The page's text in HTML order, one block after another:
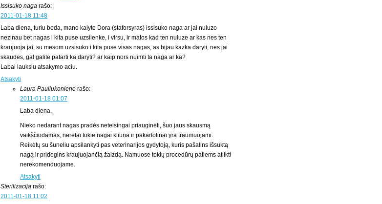
Issisuko naga rašo:
2011-01-18 11:48
Laba diena, turiu beda, mano kalyte Dora (staforsyras) issisuko naga ar jai nuluzo
nezinau bet nagas i kita puse uzsilenke, i virsu, ir matos kad ten nuluze ar kas nes ten
kraujuoja jai, su mesom uzsisuko i kita puse visas nagas, as bijau kazka daryti, nes jai
skaudes, gal galite patarti ka daryti? ar kaip nors nuimti ta naga ar ka?
Labai lauksiu atsakymo aciu.
Atsakyti
Laura Pauliukoniene rašo:
2011-01-18 01:07
Laba diena,
Nieko nedarant nagas pradės neteisingai priauginėti, šuo jaus skausmą
vaikščiodamas, neretai tokie nagai kliūna ir pakartotinai yra traumuojami.
Reikėtų su šuneliu apsilankyti pas veterinarijos gydytoją, kuris pašalins išsuktą
nagą ir pridegins kraujuojančią žaizdą. Namuose tokių procedūrų patiems atlikti
nerekomenduojame.
Atsakyti
Sterilizacija rašo:
2011-01-18 11:02